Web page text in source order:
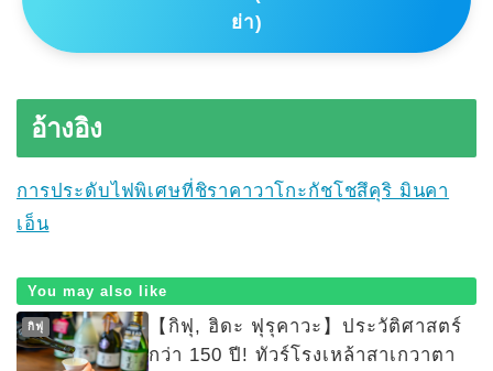
ย่า)
อ้างอิง
การประดับไฟพิเศษที่ชิราคาวาโกะกัชโชสึคุริ มินคา
เอ็น
You may also like
กิฟุ
【กิฟุ, ฮิดะ ฟุรุคาวะ】ประวัติศาสตร์
กว่า 150 ปี! ทัวร์โรงเหล้าสาเกวาตา